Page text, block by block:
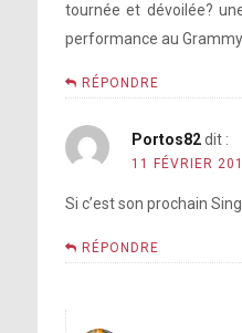
tournée et dévoilée?
performance au
RÉPONDRE
Portos82 dit :
11 FÉVRIER
Si c’est son prochain
RÉPONDRE